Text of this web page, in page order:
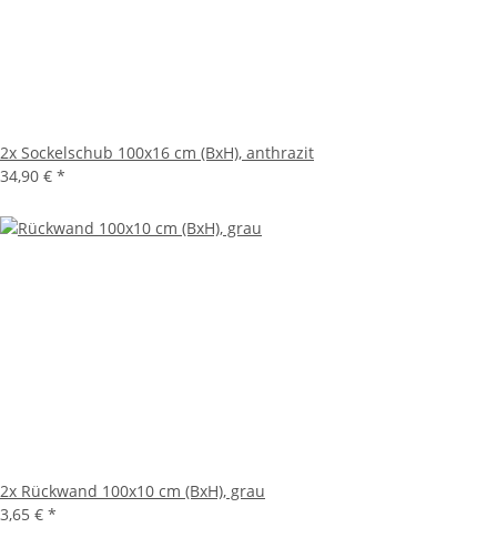
2x Sockelschub 100x16 cm (BxH), anthrazit
34,90 € *
2x Rückwand 100x10 cm (BxH), grau
3,65 € *